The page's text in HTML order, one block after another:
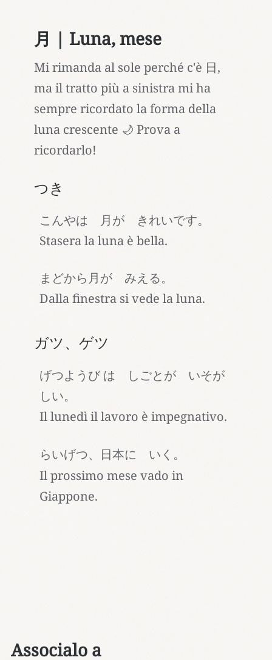
月 | Luna, mese
Mi rimanda al sole perché c'è 日,
ma il tratto più a sinistra mi ha
sempre ricordato la forma della
luna crescente 🌙 Prova a
ricordarlo!
つき
こんやは 月が きれいです。
Stasera la luna è bella.
まどから月が みえる。
Dalla finestra si vede la luna.
ガツ、ゲツ
げつようび は しごとが いそが
しい。
Il lunedì il lavoro è impegnativo.
らいげつ、日本に いく。
Il prossimo mese vado in
Giappone.
Associalo a